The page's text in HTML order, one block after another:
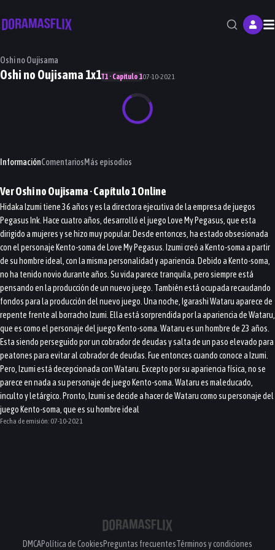
Oshi no Oujisama
Oshi no Oujisama 1x1T1 · Capítulo 107-10-2021
InformaciónComentariosMás episodios
VerOshi no Oujisama· Capítulo1Online
Hidaka Izumi tiene 36 años y es la directora ejecutiva de la empresa de juegos
Pegasus Ink. Hace cuatro años, desarrolló el juego Love My Pegasus, que esta
dirigido a mujeres y se hizo muy popular. Desde entonces, ha estado obsesionada
con el personaje Kento-soma de Love My Pegasus. Izumi creó a Kento-soma a partir
de su hombre ideal, con la misma personalidad y apariencia. Debido a Kento-soma,
no ha tenido novio durante años. Su vida parece tranquila, pero siempre está
pensando en la producción de un nuevo juego. También está ocupada recaudando
fondos para la producción del nuevo juego. Una noche, Igarashi Wataru aparece de
repente frente al borracho Izumi. Ella está sorprendida por la apariencia de Wataru,
que es como el personaje del juego Kento-soma. Wataru es un hombre de 23 años.
Esta siendo perseguido por un cobrador de deudas y salta de un paso elevado para
peatones para evitar al cobrador de deudas. Fue entonces cuando conoce a Izumi.
Pero, Izumi está decepcionada con Wataru. Excepto por su apariencia física, no se
parece en nada a su personaje de juego Kento-soma. Wataru es maleducado,
inculto y letárgico. Pronto, Izumi se decide a hacer de Wataru como su personaje del
juego Kento-soma, que es su hombre ideal
Fecha de emisión: 07-10-2021
DMCAPolítica de CookiesPreguntas frecuentesTérminos y condiciones